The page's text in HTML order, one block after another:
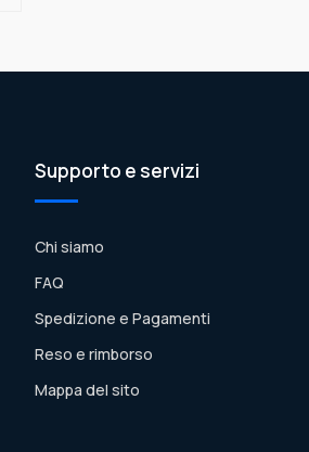
Supporto e servizi
Chi siamo
FAQ
Spedizione e Pagamenti
Reso e rimborso
Mappa del sito